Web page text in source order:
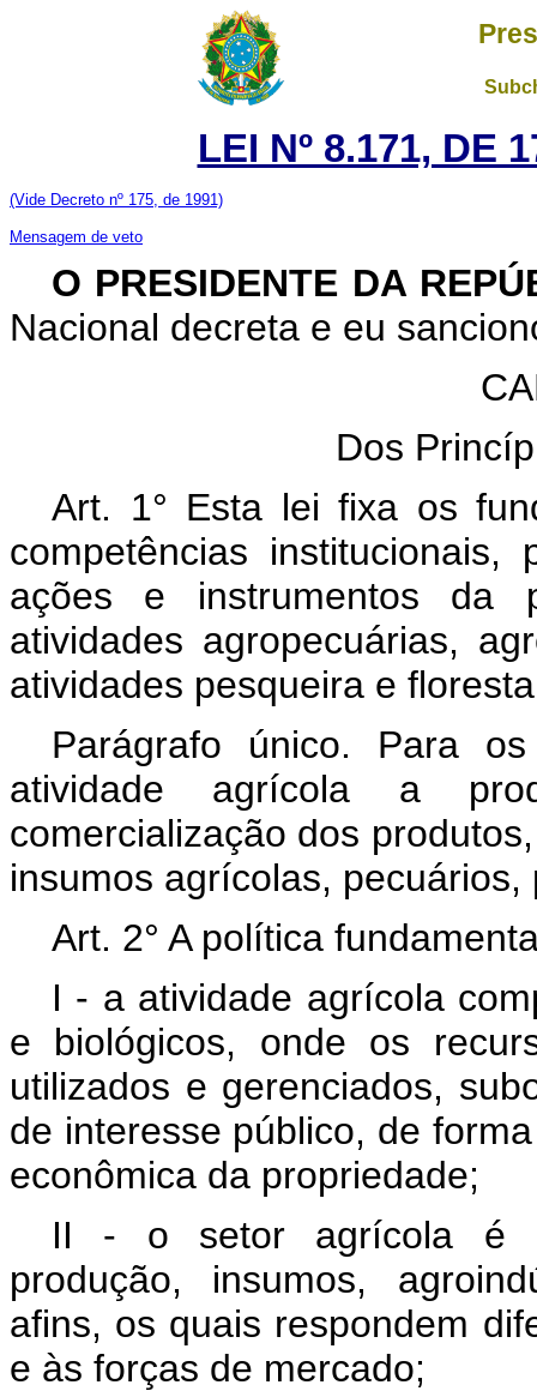
LEI Nº 8.171, DE
(Vide Decreto nº 175, de 1991)
Mensagem de veto
O PRESIDENTE DA
Nacional decreta e eu
Dos
Art. 1° Esta lei fixa os
competências
ações e instrumentos da
atividades agropecuárias,
atividades pesqueira e
Parágrafo único. Para
atividade agrícola a
comercialização dos
insumos agrícolas,
Art. 2° A política
I - a atividade agrícola
e biológicos, onde os
utilizados e gerenciados,
de interesse público, de
econômica da propriedade;
II - o setor agrícola é
produção, insumos,
afins, os quais respondem
e às forças de mercado;